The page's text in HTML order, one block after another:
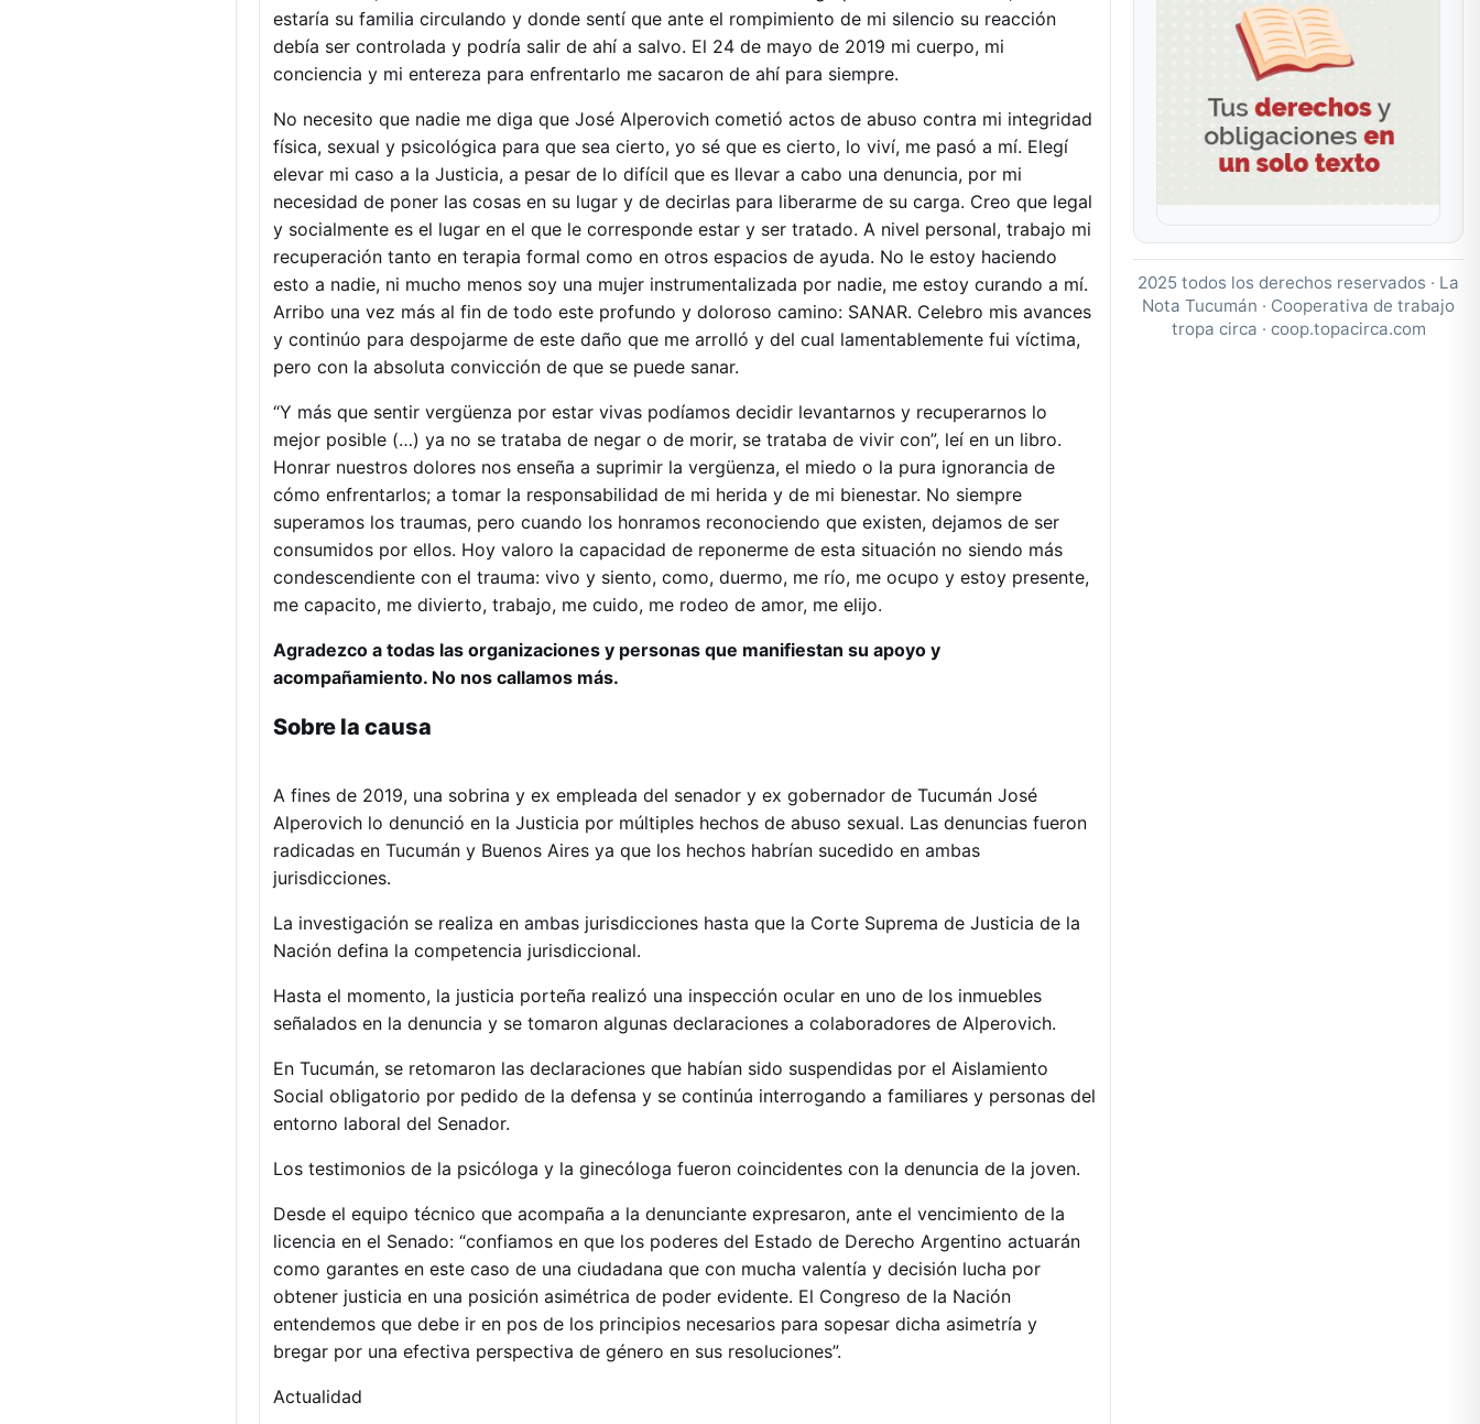
estaría su familia circulando y donde sentí que ante el rompimiento de mi silencio su reacción
debía ser controlada y podría salir de ahí a salvo. El 24 de mayo de 2019 mi cuerpo, mi
conciencia y mi entereza para enfrentarlo me sacaron de ahí para siempre.
No necesito que nadie me diga que José Alperovich cometió actos de abuso contra mi integridad
física, sexual y psicológica para que sea cierto, yo sé que es cierto, lo viví, me pasó a mí. Elegí
elevar mi caso a la Justicia, a pesar de lo difícil que es llevar a cabo una denuncia, por mi
necesidad de poner las cosas en su lugar y de decirlas para liberarme de su carga. Creo que legal
y socialmente es el lugar en el que le corresponde estar y ser tratado. A nivel personal, trabajo mi
recuperación tanto en terapia formal como en otros espacios de ayuda. No le estoy haciendo
esto a nadie, ni mucho menos soy una mujer instrumentalizada por nadie, me estoy curando a mí.
Arribo una vez más al fin de todo este profundo y doloroso camino: SANAR. Celebro mis avances
y continúo para despojarme de este daño que me arrolló y del cual lamentablemente fui víctima,
pero con la absoluta convicción de que se puede sanar.
“Y más que sentir vergüenza por estar vivas podíamos decidir levantarnos y recuperarnos lo
mejor posible (…) ya no se trataba de negar o de morir, se trataba de vivir con”, leí en un libro.
Honrar nuestros dolores nos enseña a suprimir la vergüenza, el miedo o la pura ignorancia de
cómo enfrentarlos; a tomar la responsabilidad de mi herida y de mi bienestar. No siempre
superamos los traumas, pero cuando los honramos reconociendo que existen, dejamos de ser
consumidos por ellos. Hoy valoro la capacidad de reponerme de esta situación no siendo más
condescendiente con el trauma: vivo y siento, como, duermo, me río, me ocupo y estoy presente,
me capacito, me divierto, trabajo, me cuido, me rodeo de amor, me elijo.
Agradezco a todas las organizaciones y personas que manifiestan su apoyo y
acompañamiento. No nos callamos más.
Sobre la causa
A fines de 2019, una sobrina y ex empleada del senador y ex gobernador de Tucumán José
Alperovich lo denunció en la Justicia por múltiples hechos de abuso sexual. Las denuncias fueron
radicadas en Tucumán y Buenos Aires ya que los hechos habrían sucedido en ambas
jurisdicciones.
La investigación se realiza en ambas jurisdicciones hasta que la Corte Suprema de Justicia de la
Nación defina la competencia jurisdiccional.
Hasta el momento, la justicia porteña realizó una inspección ocular en uno de los inmuebles
señalados en la denuncia y se tomaron algunas declaraciones a colaboradores de Alperovich.
En Tucumán, se retomaron las declaraciones que habían sido suspendidas por el Aislamiento
Social obligatorio por pedido de la defensa y se continúa interrogando a familiares y personas del
entorno laboral del Senador.
Los testimonios de la psicóloga y la ginecóloga fueron coincidentes con la denuncia de la joven.
Desde el equipo técnico que acompaña a la denunciante expresaron, ante el vencimiento de la
licencia en el Senado: “confiamos en que los poderes del Estado de Derecho Argentino actuarán
como garantes en este caso de una ciudadana que con mucha valentía y decisión lucha por
obtener justicia en una posición asimétrica de poder evidente. El Congreso de la Nación
entendemos que debe ir en pos de los principios necesarios para sopesar dicha asimetría y
bregar por una efectiva perspectiva de género en sus resoluciones”.
Actualidad
2025 todos los derechos reservados · La
Nota Tucumán · Cooperativa de trabajo
tropa circa · coop.topacirca.com